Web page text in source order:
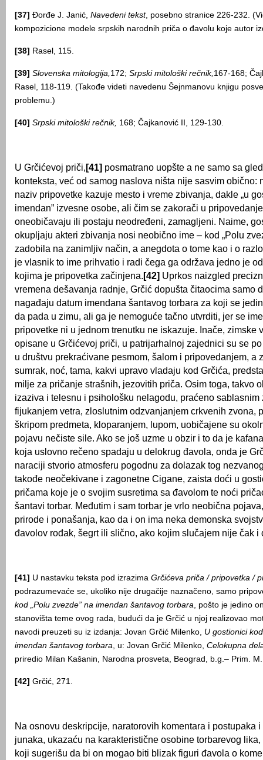
[37] Đorđe J. Janić, Navedeni tekst, posebno stranice 226-232.
kompozicione modele srpskih narodnih priča o đavolu koje autor
[38] Rasel, 115.
[39] Slovenska mitologija,172; Srpski mitološki rečnik,167-168;
Rasel, 118-119. (Takođe videti navedenu Šejnmanovu knjigu
problemu.)
[40] Srpski mitološki rečnik, 168; Čajkanović II, 129-130.
U Grčićevoj priči,[41] posmatrano uopšte a ne samo sa
konteksta, već od samog naslova ništa nije sasvim obično:
naziv pripovetke kazuje mesto i vreme zbivanja, dakle „u
imendan” izvesne osobe, ali čim se zakorači u
oneobičavaju ili postaju neodređeni, zamagljeni. Naime,
okupljaju akteri zbivanja nosi neobično ime – kod „Polu
zadobila na zanimljiv način, a anegdota o tome kao i o
je vlasnik to ime prihvatio i radi čega ga održava jedno je
kojima je pripovetka začinjena.[42] Uprkos naizgled
vremena dešavanja radnje, Grčić dopušta čitaocima samo
nagađaju datum imendana šantavog torbara za koji se
da pada u zimu, ali ga je nemoguće tačno utvrditi, jer se
pripovetke ni u jednom trenutku ne iskazuje. Inače, zimske
opisane u Grčićevoj priči, u patrijarhalnoj zajednici su se
u društvu prekraćivane pesmom, šalom i pripovedanjem, a
sumrak, noć, tama, kakvi upravo vladaju kod Grčića,
milje za pričanje strašnih, jezovitih priča. Osim toga, takvo
izaziva i telesnu i psihološku nelagodu, praćeno sablasnim
fijukanjem vetra, zloslutnim odzvanjanjem crkvenih zvona,
škripom predmeta, kloparanjem, lupom, uobičajene su
pojavu nečiste sile. Ako se još uzme u obzir i to da je
koja uslovno rečeno spadaju u delokrug đavola, onda je
naraciji stvorio atmosferu pogodnu za dolazak tog
takođe neočekivane i zagonetne Cigane, zaista doći u
pričama koje je o svojim susretima sa đavolom te noći
šantavi torbar. Međutim i sam torbar je vrlo neobična
prirode i ponašanja, kao da i on ima neka demonska
đavolov rođak, šegrt ili slično, ako kojim slučajem nije čak i
[41] U nastavku teksta pod izrazima Grčićeva priča / pripovetka /
podrazumevaće se, ukoliko nije drugačije naznačeno, samo
kod „Polu zvezde” na imendan šantavog torbara, pošto je jedino
stanovišta teme ovog rada, budući da je Grčić u njoj realizovao
navodi preuzeti su iz izdanja: Jovan Grčić Milenko, U gostionici
imendan šantavog torbara, u: Jovan Grčić Milenko, Celokupna
priredio Milan Kašanin, Narodna prosveta, Beograd, b.g.– Prim.
[42] Grčić, 271.
Na osnovu deskripcije, naratorovih komentara i postupaka
junaka, ukazaću na karakteristične osobine torbarevog
koji sugerišu da bi on mogao biti blizak figuri đavola o